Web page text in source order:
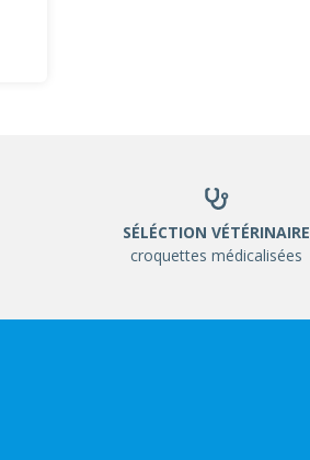
SÉLÉCTION VÉTÉRINAIRE
croquettes médicalisées